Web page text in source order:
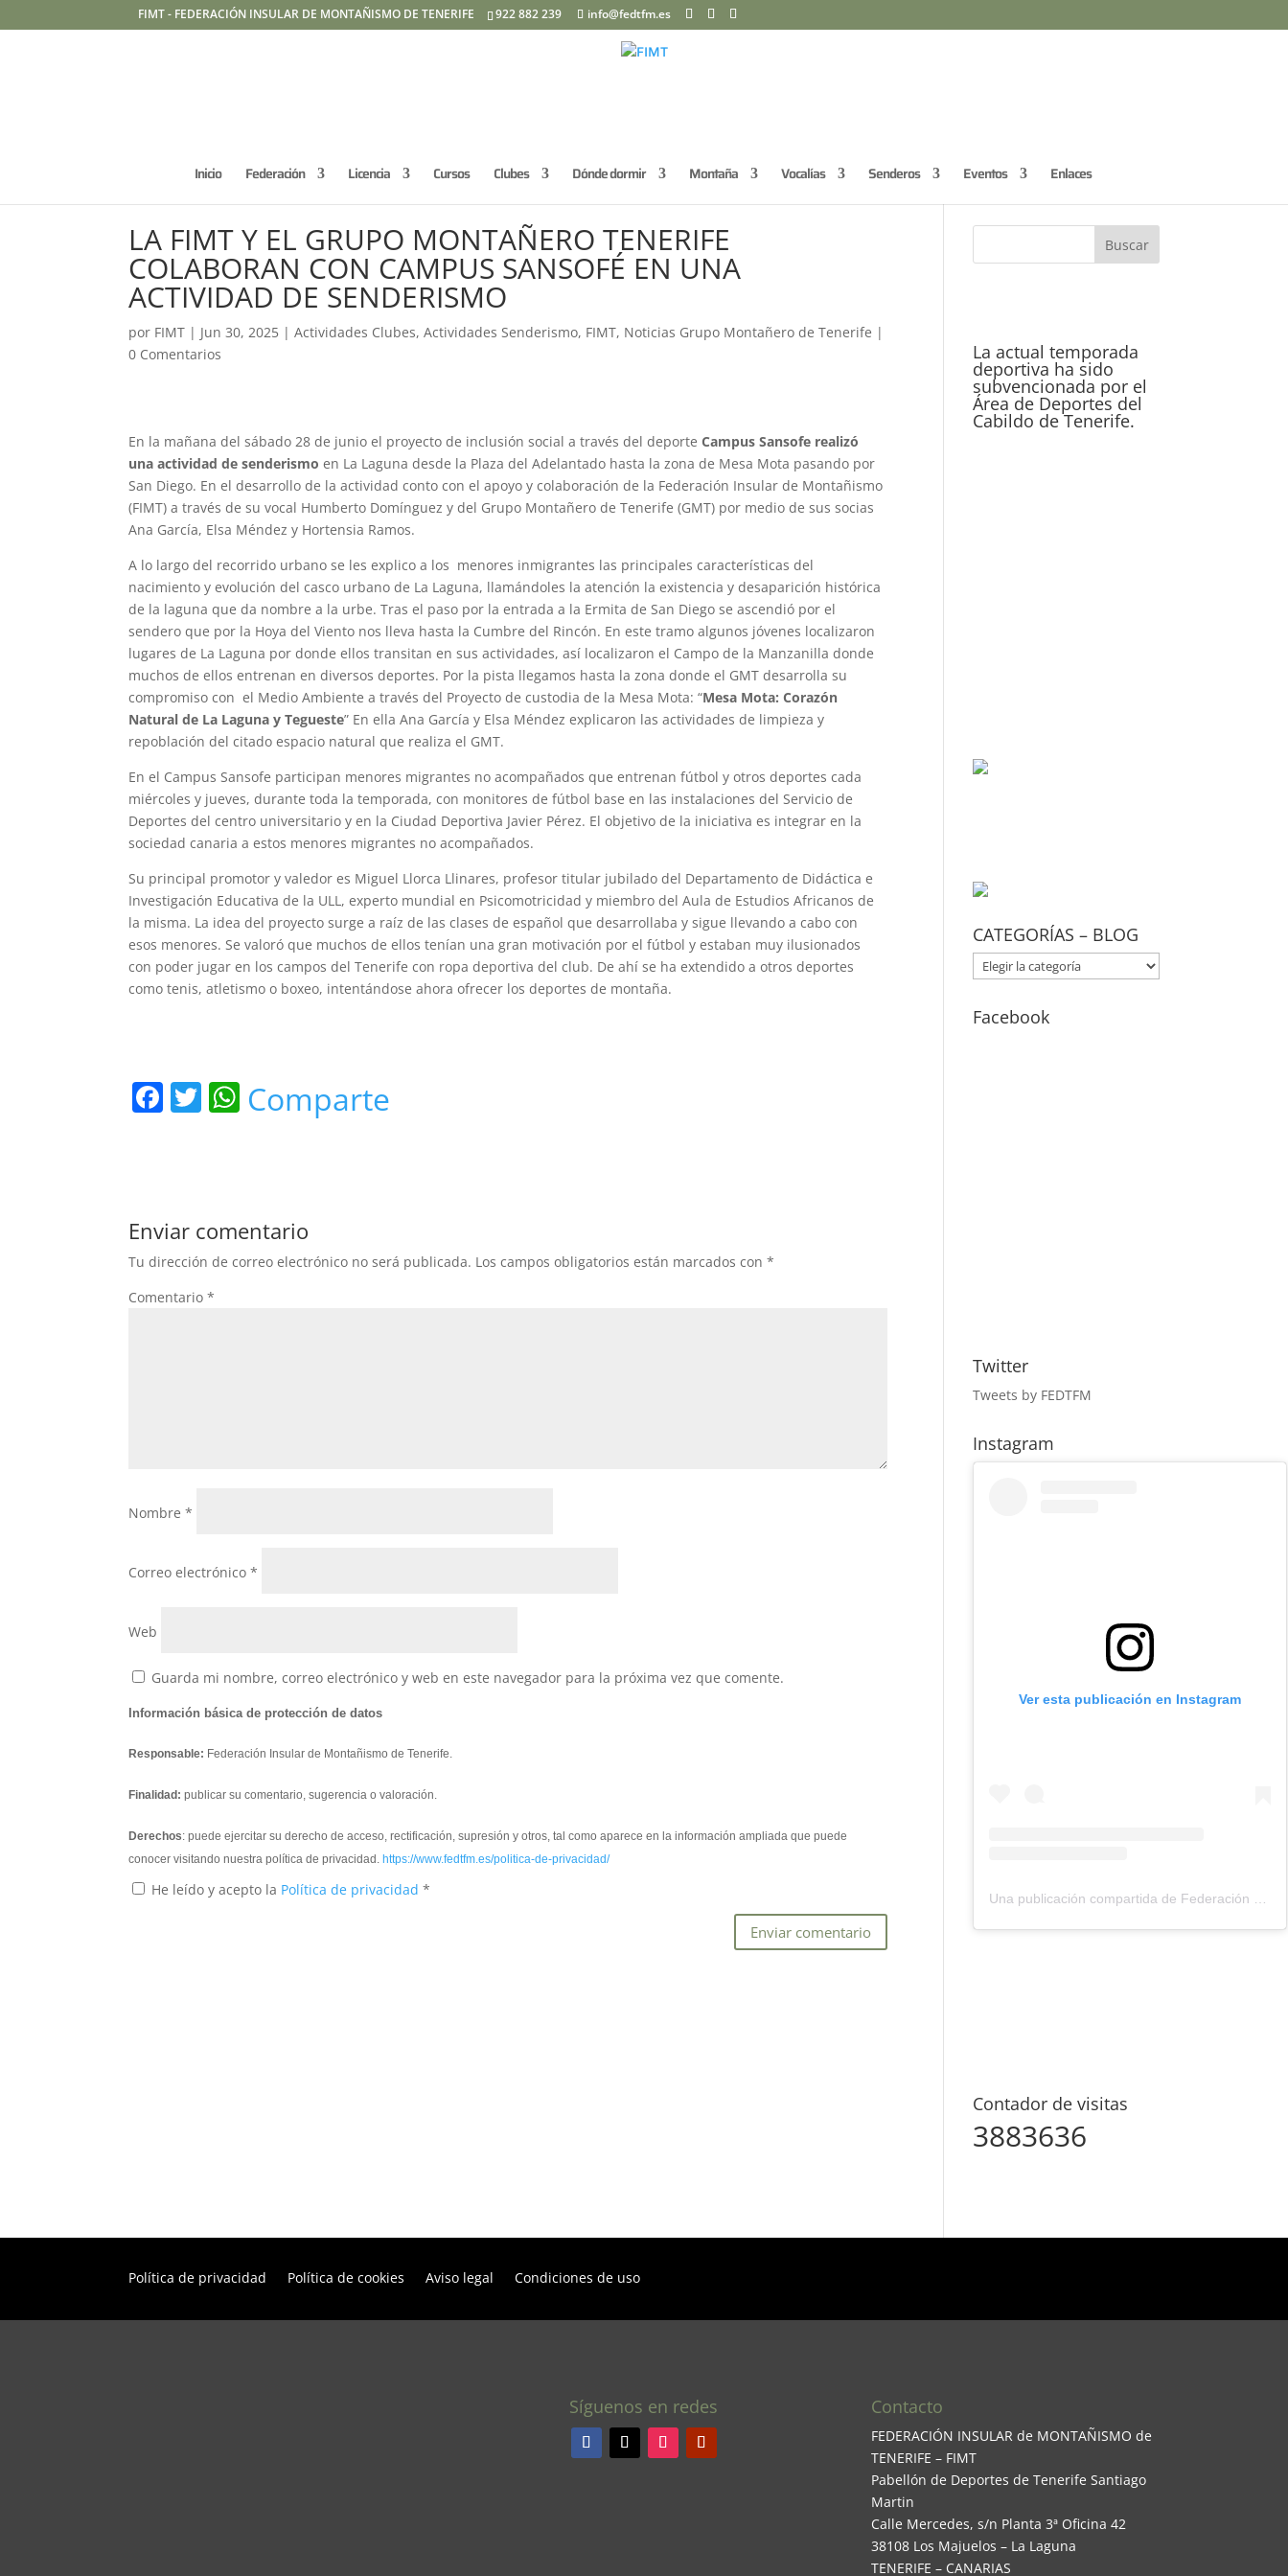
FIMT - FEDERACIÓN INSULAR DE MONTAÑISMO DE TENERIFE 922 882 239 info@fedtfm.es
Inicio Federación Licencia Cursos Clubes Dónde dormir Montaña Vocalías Senderos Eventos Enlaces
LA FIMT Y EL GRUPO MONTAÑERO TENERIFE
COLABORAN CON CAMPUS SANSOFÉ EN UNA
ACTIVIDAD DE SENDERISMO
por FIMT | Jun 30, 2025 |Actividades Clubes,Actividades Senderismo, FIMT, Noticias Grupo Montañero de Tenerife |
0 Comentarios
En la mañana del sábado 28 de junio el proyecto de inclusión social a través del deporte Campus Sansofe realizó
una actividad de senderismoen La Laguna desde la Plaza del Adelantado hasta la zona de Mesa Mota pasando por
San Diego. En el desarrollo de la actividad conto con el apoyo y colaboración de la Federación Insular de Montañismo
(FIMT) a través de su vocal Humberto Domínguez y del Grupo Montañero de Tenerife (GMT) por medio de sus socias
Ana García, Elsa Méndez y Hortensia Ramos.
A lo largo del recorrido urbano se les explico a los menores inmigrantes las principales características del
nacimiento y evolución del casco urbano de La Laguna, llamándoles la atención la existencia y desaparición histórica
de la laguna que da nombre a la urbe. Tras el paso por la entrada a la Ermita de San Diego se ascendió por el
sendero que por la Hoya del Viento nos lleva hasta la Cumbre del Rincón. En este tramo algunos jóvenes localizaron
lugares de La Laguna por donde ellos transitan en sus actividades, así localizaron el Campo de la Manzanilla donde
muchos de ellos entrenan en diversos deportes. Por la pista llegamos hasta la zona donde el GMT desarrolla su
compromiso con el Medio Ambiente a través del Proyecto de custodia de la Mesa Mota: “Mesa Mota: Corazón
Natural de La Laguna y Tegueste” En ella Ana García y Elsa Méndez explicaron las actividades de limpieza y
repoblación del citado espacio natural que realiza el GMT.
En el Campus Sansofe participan menores migrantes no acompañados que entrenan fútbol y otros deportes cada
miércoles y jueves, durante toda la temporada, con monitores de fútbol base en las instalaciones del Servicio de
Deportes del centro universitario y en la Ciudad Deportiva Javier Pérez. El objetivo de la iniciativa es integrar en la
sociedad canaria a estos menores migrantes no acompañados.
Su principal promotor y valedor es Miguel Llorca Llinares, profesor titular jubilado del Departamento de Didáctica e
Investigación Educativa de la ULL, experto mundial en Psicomotricidad y miembro del Aula de Estudios Africanos de
la misma. La idea del proyecto surge a raíz de las clases de español que desarrollaba y sigue llevando a cabo con
esos menores. Se valoró que muchos de ellos tenían una gran motivación por el fútbol y estaban muy ilusionados
con poder jugar en los campos del Tenerife con ropa deportiva del club. De ahí se ha extendido a otros deportes
como tenis, atletismo o boxeo, intentándose ahora ofrecer los deportes de montaña.
F
b
o
o
k
T W
A
p
p
Comparte
Enviar comentario
Tu dirección de correo electrónico no será publicada. Los campos obligatorios están marcados con*
Comentario*
Nombre*
Correo electrónico*
Web
Guarda mi nombre, correo electrónico y web en este navegador para la próxima vez que comente.
Información básica de protección de datos
Responsable: Federación Insular de Montañismo de Tenerife.
Finalidad: publicar su comentario, sugerencia o valoración.
Derechos: puede ejercitar su derecho de acceso, rectificación, supresión y otros, tal como aparece en la información ampliada que puede
conocer visitando nuestra política de privacidad. https://www.fedtfm.es/politica-de-privacidad/
He leído y acepto la Política de privacidad*
La actual temporada
deportiva ha sido
subvencionada por el
Área de Deportes del
Cabildo de Tenerife.
CATEGORÍAS – BLOG
CATEGORÍAS
–
BLOG
Facebook
Twitter
Tweets by FEDTFM
Instagram
Ver esta publicación en Instagram
Contador de visitas
3883636
Política de privacidad Política de cookies Aviso legal Condiciones de uso
Síguenos en redes Contacto
FEDERACIÓN INSULAR de MONTAÑISMO de
TENERIFE – FIMT
Pabellón de Deportes de Tenerife Santiago
Martin
Calle Mercedes, s/n Planta 3ª Oficina 42
38108 Los Majuelos – La Laguna
TENERIFE – CANARIAS